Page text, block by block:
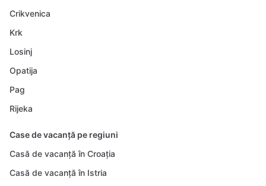
Crikvenica
Krk
Losinj
Opatija
Pag
Rijeka
Case de vacanță pe regiuni
Casă de vacanță în Croația
Casă de vacanță în Istria